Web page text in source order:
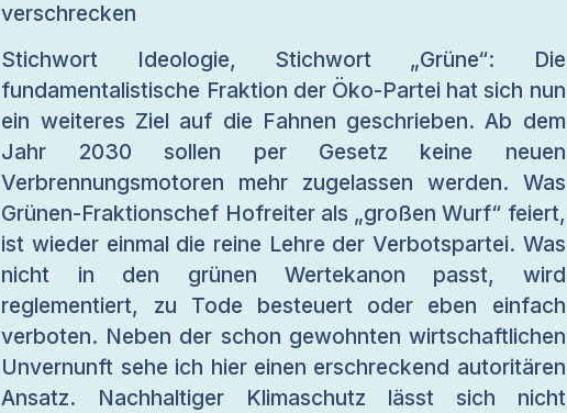
verschrecken
Stichwort Ideologie, Stichwort „Grüne“: Die
fundamentalistische Fraktion der Öko-Partei hat sich nun
ein weiteres Ziel auf die Fahnen geschrieben. Ab dem
Jahr 2030 sollen per Gesetz keine neuen
Verbrennungsmotoren mehr zugelassen werden. Was
Grünen-Fraktionschef Hofreiter als „großen Wurf“ feiert,
ist wieder einmal die reine Lehre der Verbotspartei. Was
nicht in den grünen Wertekanon passt, wird
reglementiert, zu Tode besteuert oder eben einfach
verboten. Neben der schon gewohnten wirtschaftlichen
Unvernunft sehe ich hier einen erschreckend autoritären
Ansatz. Nachhaltiger Klimaschutz lässt sich nicht